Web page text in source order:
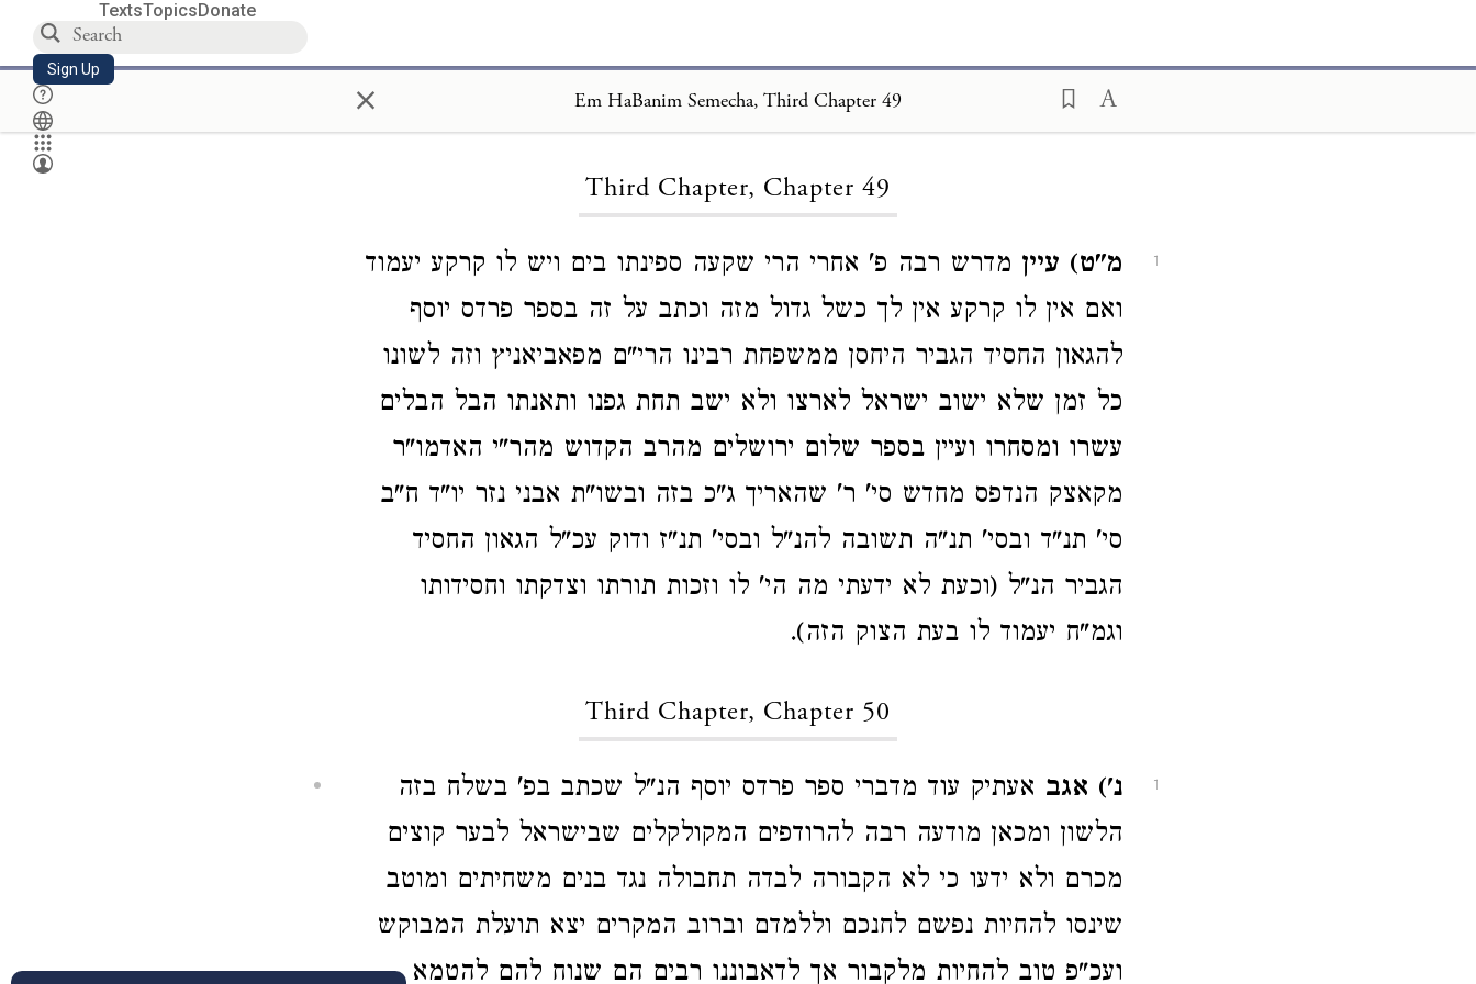
TextsTopicsDonate
Sign Up × Em HaBanim Semecha, Third Chapter 49
Third Chapter, Chapter 49
1 מ"ט) עיין מדרש רבה פ' אחרי הרי שקעה ספינתו בים ויש לו קרקע יעמוד
ואם אין לו קרקע אין לך כשל גדול מזה וכתב על זה בספר פרדס יוסף
להגאון החסיד הגביר היחסן ממשפחת רבינו הרי"ם מפאביאניץ וזה לשונו
כל זמן שלא ישוב ישראל לארצו ולא ישב תחת גפנו ותאנתו הבל הבלים
עשרו ומסחרו ועיין בספר שלום ירושלים מהרב הקדוש מהר"י האדמו"ר
מקאצק הנדפס מחדש סי' ר' שהאריך ג"כ בזה ובשו"ת אבני נזר יו"ד ח"ב
סי' תנ"ד ובסי' תנ"ה תשובה להנ"ל ובסי' תנ"ז ודוק עכ"ל הגאון החסיד
הגביר הנ"ל (וכעת לא ידעתי מה הי' לו וזכות תורתו וצדקתו וחסידותו
וגמ"ח יעמוד לו בעת הצוק הזה).
Third Chapter, Chapter 50
1 נ') אגב אעתיק עוד מדברי ספר פרדס יוסף הנ"ל שכתב בפ' בשלח בזה
הלשון ומכאן מודעה רבה להרודפים המקולקלים שבישראל לבער קוצים
מכרם ולא ידעו כי לא הקבורה לבדה תחבולה נגד בנים משחיתים ומוטב
שינסו להחיות נפשם לחנכם וללמדם וברוב המקרים יצא תועלת המבוקש
ועכ"פ טוב להחיות מלקבור אך לדאבוננו רבים הם שנוח להם להטמא